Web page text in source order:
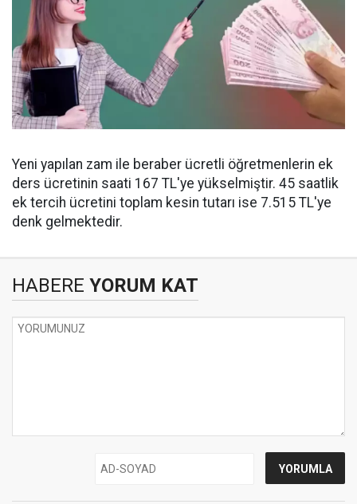
Yeni yapılan zam ile beraber ücretli öğretmenlerin ek
ders ücretinin saati 167 TL'ye yükselmiştir. 45 saatlik
ek tercih ücretini toplam kesin tutarı ise 7.515 TL'ye
denk gelmektedir.
HABERE YORUM KAT